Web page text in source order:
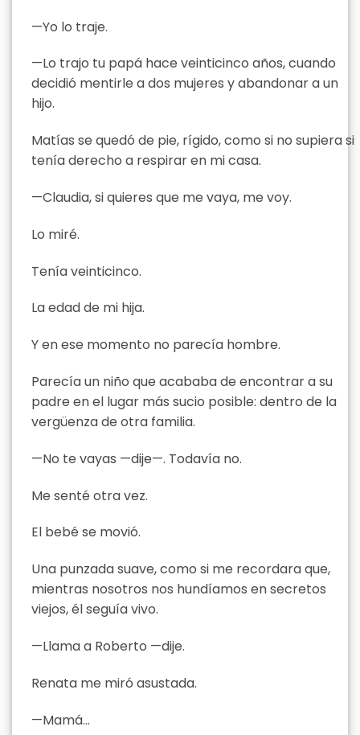
—Yo lo traje.
—Lo trajo tu papá hace veinticinco años, cuando
decidió mentirle a dos mujeres y abandonar a un
hijo.
Matías se quedó de pie, rígido, como si no supiera si
tenía derecho a respirar en mi casa.
—Claudia, si quieres que me vaya, me voy.
Lo miré.
Tenía veinticinco.
La edad de mi hija.
Y en ese momento no parecía hombre.
Parecía un niño que acababa de encontrar a su
padre en el lugar más sucio posible: dentro de la
vergüenza de otra familia.
—No te vayas —dije—. Todavía no.
Me senté otra vez.
El bebé se movió.
Una punzada suave, como si me recordara que,
mientras nosotros nos hundíamos en secretos
viejos, él seguía vivo.
—Llama a Roberto —dije.
Renata me miró asustada.
—Mamá…